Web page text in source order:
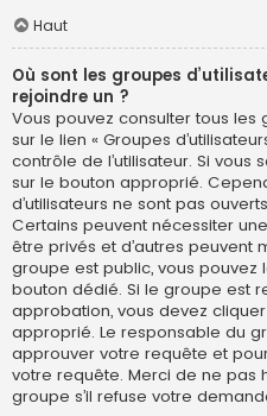
Haut
Où sont les groupes
rejoindre un ?
Vous pouvez consulter tous les
sur le lien « Groupes
contrôle de l’utilisateur. Si vous
sur le bouton approprié.
d’utilisateurs ne sont pas
Certains peuvent nécessiter
être privés et d’autres peuvent
groupe est public, vous pouvez
bouton dédié. Si le groupe est
approbation, vous devez
approprié. Le responsable du
approuver votre requête et
votre requête. Merci de ne pas
groupe s’il refuse votre